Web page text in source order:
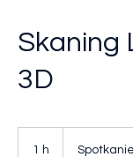
Skaning
3D
1 h